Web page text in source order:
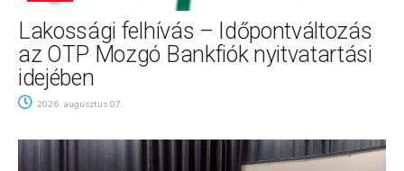
Lakossági felhívás – Időpontváltozás
az OTP Mozgó Bankfiók nyitvatartási
idejében
2026. augusztus 07.